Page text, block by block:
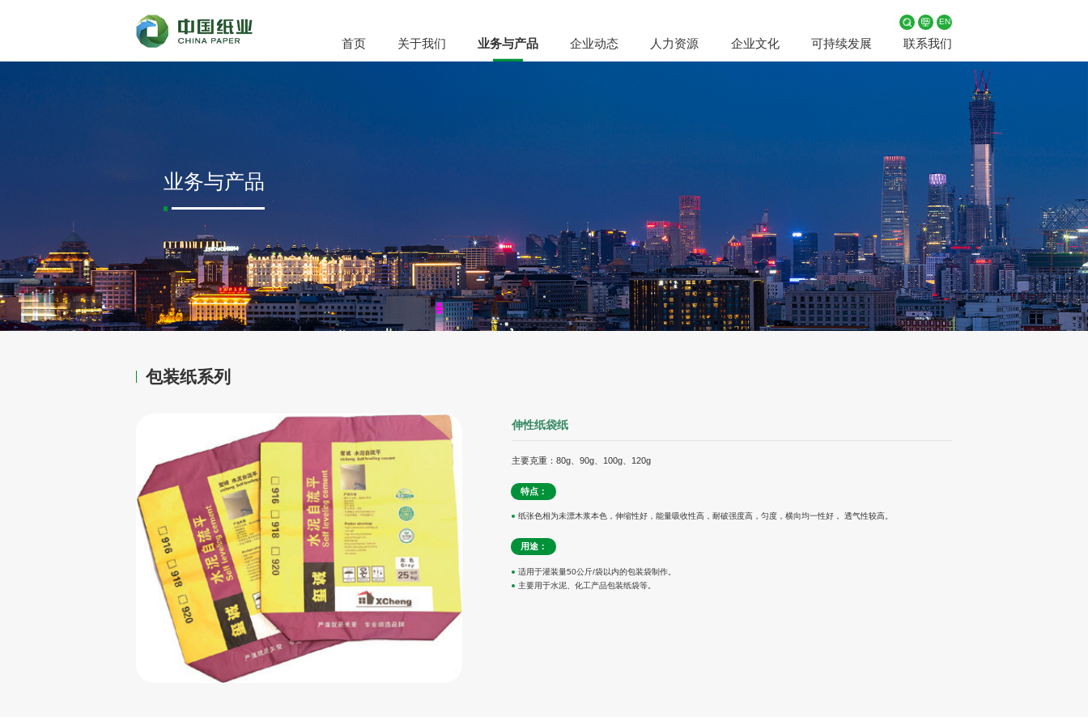
EN
首页 关于我们 业务与产品 企业动态 人力资源 企业文化 可持续发展 联系我们
业务与产品
包装纸系列
伸性纸袋纸
主要克重：80g、90g、100g、120g
特点：
纸张色相为未漂木浆本色，伸缩性好，能量吸收性高，耐破强度高，匀度，横向均一性好， 透气性较高。
用途：
适用于灌装量50公斤/袋以内的包装袋制作。
主要用于水泥、化工产品包装纸袋等。